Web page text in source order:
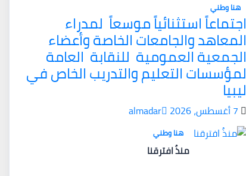
هنا وطني
اجتماعاً استثنائياً موسعاً لمدراء
المعاهد والجامعات الخاصة وأعضاء
الجمعية العمومية للنقابة العامة
لمؤسسات التعليم والتدريب الخاص في
ليبيا
7 أغسطس، 2026 almadar
هنا وطني
منذُ افترقنا